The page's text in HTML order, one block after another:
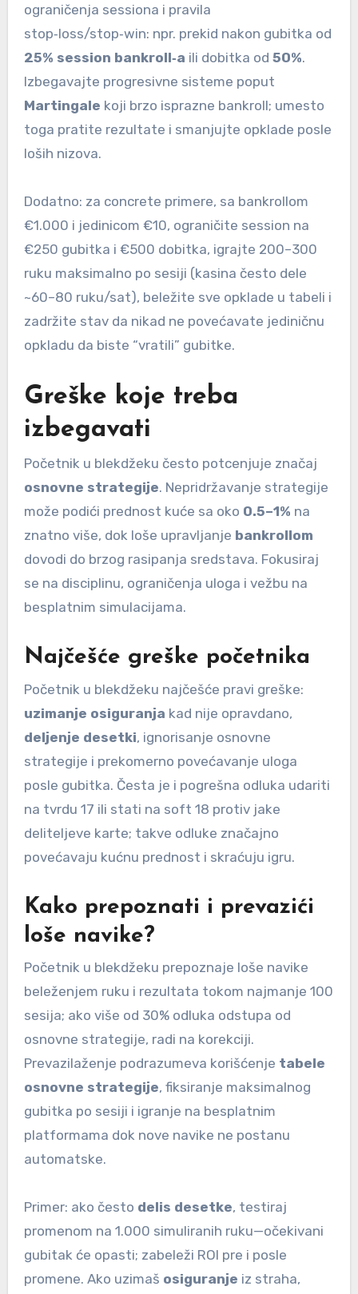
ograničenja sessiona i pravila
stop‑loss/stop‑win: npr. prekid nakon gubitka od
25% session bankroll‑a ili dobitka od 50%.
Izbegavajte progresivne sisteme poput
Martingale koji brzo isprazne bankroll; umesto
toga pratite rezultate i smanjujte opklade posle
loših nizova.
Dodatno: za concrete primere, sa bankrollom
€1.000 i jedinicom €10, ograničite session na
€250 gubitka i €500 dobitka, igrajte 200–300
ruku maksimalno po sesiji (kasina često dele
~60–80 ruku/sat), beležite sve opklade u tabeli i
zadržite stav da nikad ne povećavate jediničnu
opkladu da biste “vratili” gubitke.
Greške koje treba
izbegavati
Početnik u blekdžeku često potcenjuje značaj
osnovne strategije. Nepridržavanje strategije
može podići prednost kuće sa oko 0.5–1% na
znatno više, dok loše upravljanje bankrollom
dovodi do brzog rasipanja sredstava. Fokusiraj
se na disciplinu, ograničenja uloga i vežbu na
besplatnim simulacijama.
Najčešće greške početnika
Početnik u blekdžeku najčešće pravi greške:
uzimanje osiguranja kad nije opravdano,
deljenje desetki, ignorisanje osnovne
strategije i prekomerno povećavanje uloga
posle gubitka. Česta je i pogrešna odluka udariti
na tvrdu 17 ili stati na soft 18 protiv jake
deliteljeve karte; takve odluke značajno
povećavaju kućnu prednost i skraćuju igru.
Kako prepoznati i prevazići
loše navike?
Početnik u blekdžeku prepoznaje loše navike
beleženjem ruku i rezultata tokom najmanje 100
sesija; ako više od 30% odluka odstupa od
osnovne strategije, radi na korekciji.
Prevazilaženje podrazumeva korišćenje tabele
osnovne strategije, fiksiranje maksimalnog
gubitka po sesiji i igranje na besplatnim
platformama dok nove navike ne postanu
automatske.
Primer: ako često delis desetke, testiraj
promenom na 1.000 simuliranih ruku—očekivani
gubitak će opasti; zabeleži ROI pre i posle
promene. Ako uzimaš osiguranje iz straha,